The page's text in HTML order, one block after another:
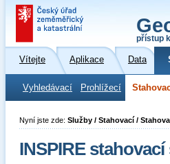
přístup
Vítejte Aplikace Data
Vyhledávací Prohlížecí
Nyní jste zde: Služby / Stahovací /
INSPIRE